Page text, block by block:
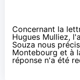
Concernant la
Hugues Mulliez,
Souza nous
Montebourg et à
réponse n'a été